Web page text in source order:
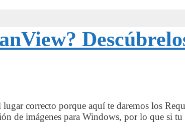
correcto porque aquí te daremos los
de imágenes para Windows, por lo que si tu